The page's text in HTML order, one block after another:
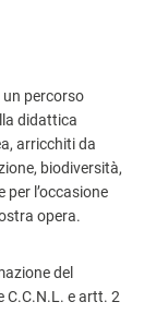
un percorso
didattica
arricchiti da
biodiversità,
per l’occasione
opera.
del
C.C.N.L. e artt. 2